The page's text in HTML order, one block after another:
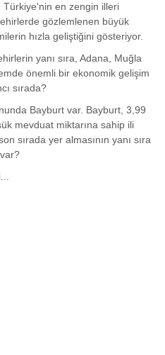
Türkiye'nin en zengin illeri
gözlemlenen büyük
hızla geliştiğini gösteriyor.
yanı sıra, Adana, Muğla
önemli bir ekonomik gelişim
sırada?
Bayburt var. Bayburt, 3,99
mevduat miktarına sahip ili
sırada yer almasının yanı sıra